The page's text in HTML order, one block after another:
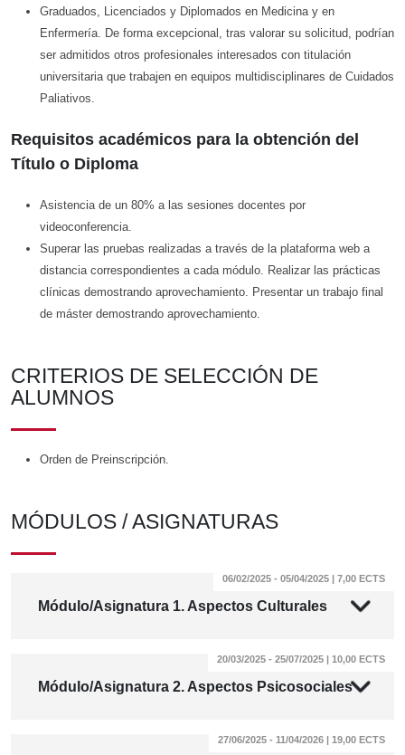
Graduados, Licenciados y Diplomados en Medicina y en
Enfermería. De forma excepcional, tras valorar su solicitud, podrían
ser admitidos otros profesionales interesados con titulación
universitaria que trabajen en equipos multidisciplinares de Cuidados
Paliativos.
Requisitos académicos para la obtención del
Título o Diploma
Asistencia de un 80% a las sesiones docentes por
videoconferencia.
Superar las pruebas realizadas a través de la plataforma web a
distancia correspondientes a cada módulo. Realizar las prácticas
clínicas demostrando aprovechamiento. Presentar un trabajo final
de máster demostrando aprovechamiento.
CRITERIOS DE SELECCIÓN DE
ALUMNOS
Orden de Preinscripción.
MÓDULOS / ASIGNATURAS
Módulo/Asignatura 1. Aspectos Culturales
06/02/2025 - 05/04/2025 | 7,00 ECTS
Módulo/Asignatura 2. Aspectos Psicosociales
20/03/2025 - 25/07/2025 | 10,00 ECTS
27/06/2025 - 11/04/2026 | 19,00 ECTS